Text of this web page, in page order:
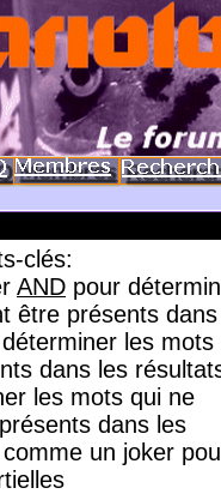
clés:
AND pour
être présents
les mots
dans les
les mots qui ne
dans les
un joker